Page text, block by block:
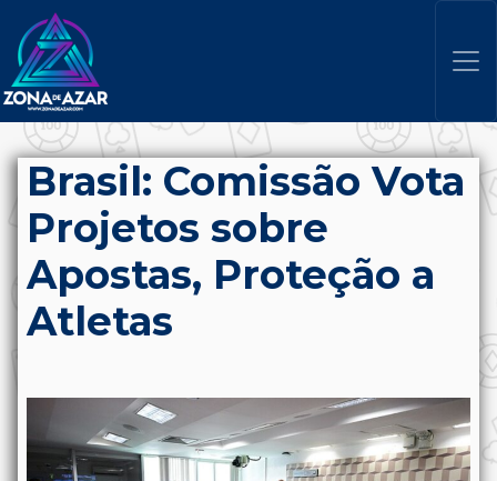
Brasil: Comissão Vota
Projetos sobre
Apostas, Proteção a
Atletas